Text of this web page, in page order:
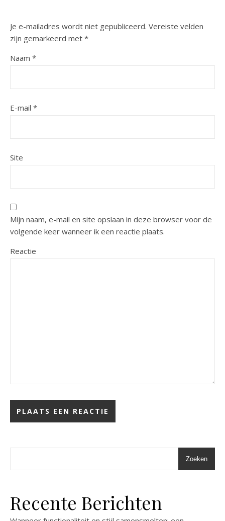
Je e-mailadres wordt niet gepubliceerd. Vereiste velden
zijn gemarkeerd met *
Naam *
E-mail *
Site
Mijn naam, e-mail en site opslaan in deze browser voor de
volgende keer wanneer ik een reactie plaats.
Reactie
Zoeken
Recente Berichten